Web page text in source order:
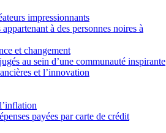
impressionnants
à des personnes noires à
et changement
au sein d’une communauté inspirante
et l’innovation
payées par carte de crédit